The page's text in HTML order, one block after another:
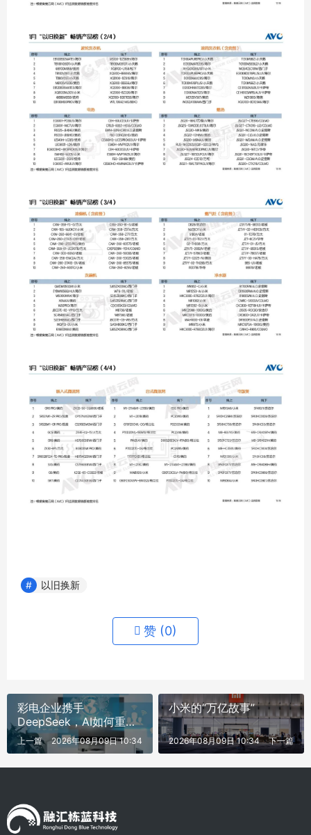
以旧换新
赞 (0)
彩电企业携手
DeepSeek，AI如何重塑
客厅体验
上一篇 2026年08月09日 10:34
小米的“万亿故事”
下一篇
2026年08月09日 10:34